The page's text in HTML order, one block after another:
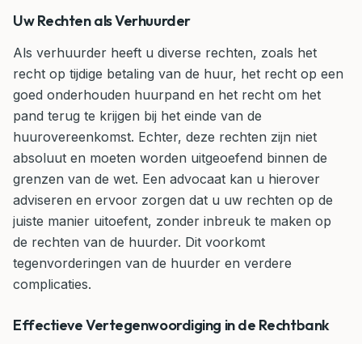
Uw Rechten als Verhuurder
Als verhuurder heeft u diverse rechten, zoals het
recht op tijdige betaling van de huur, het recht op een
goed onderhouden huurpand en het recht om het
pand terug te krijgen bij het einde van de
huurovereenkomst. Echter, deze rechten zijn niet
absoluut en moeten worden uitgeoefend binnen de
grenzen van de wet. Een advocaat kan u hierover
adviseren en ervoor zorgen dat u uw rechten op de
juiste manier uitoefent, zonder inbreuk te maken op
de rechten van de huurder. Dit voorkomt
tegenvorderingen van de huurder en verdere
complicaties.
Effectieve Vertegenwoordiging in de Rechtbank